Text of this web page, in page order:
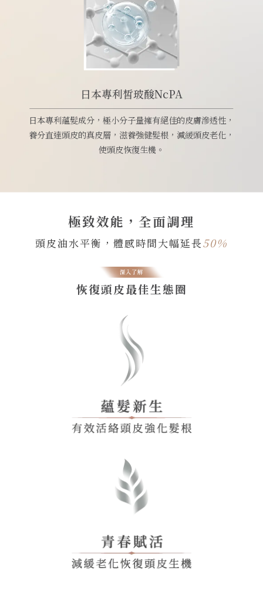
日本專利皙玻酸NcPA
日本專利蘊髮成分，極小分子量擁有絕佳的皮膚滲透性，
養分直達頭皮的真皮層，滋養強健髮根，減緩頭皮老化，
使頭皮恢復生機。
極致效能，全面調理
頭皮油水平衡，體感時間大幅延長50%
恢復頭皮最佳生態圈